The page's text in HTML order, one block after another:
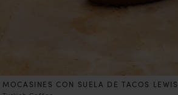
MOCASINES CON SUELA DE TACOS LEWIS